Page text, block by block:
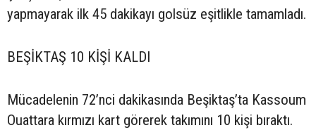
yapmayarak ilk 45 dakikayı golsüz eşitlikle tamamladı.
BEŞİKTAŞ 10 KİŞİ KALDI
Mücadelenin 72’nci dakikasında Beşiktaş’ta Kassoum
Ouattara kırmızı kart görerek takımını 10 kişi bıraktı.